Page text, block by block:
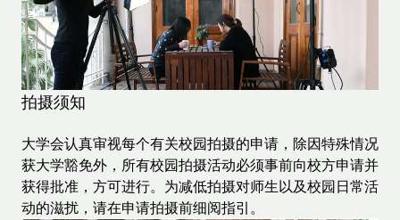
拍摄须知
大学会认真审视每个有关校园拍摄的申请，除因特殊情况
获大学豁免外，所有校园拍摄活动必须事前向校方申请并
获得批准，方可进行。为减低拍摄对师生以及校园日常活
动的滋扰，请在申请拍摄前细阅指引。